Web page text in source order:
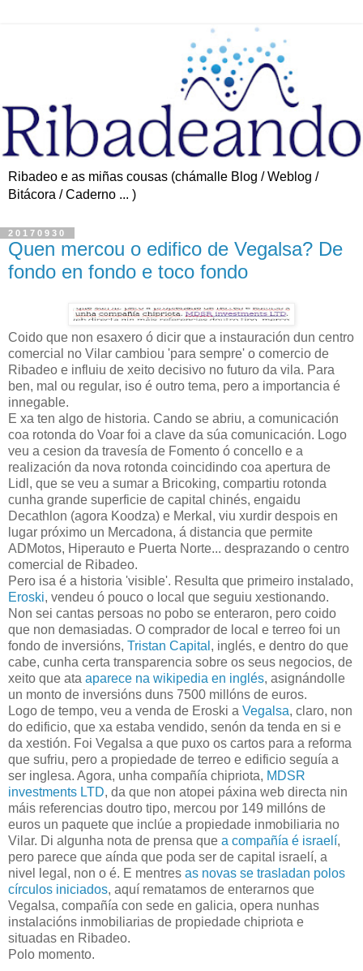
Ribadeo e as miñas cousas (chámalle Blog / Weblog /
Bitácora / Caderno ... )
20170930
Quen mercou o edifico de Vegalsa? De
fondo en fondo e toco fondo
Coido que non esaxero ó dicir que a instauración dun centro
comercial no Vilar cambiou 'para sempre' o comercio de
Ribadeo e influiu de xeito decisivo no futuro da vila. Para
ben, mal ou regular, iso é outro tema, pero a importancia é
innegable.
E xa ten algo de historia. Cando se abriu, a comunicación
coa rotonda do Voar foi a clave da súa comunicación. Logo
veu a cesion da travesía de Fomento ó concello e a
realización da nova rotonda coincidindo coa apertura de
Lidl, que se veu a sumar a Bricoking, compartiu rotonda
cunha grande superficie de capital chinés, engaidu
Decathlon (agora Koodza) e Merkal, viu xurdir despois en
lugar próximo un Mercadona, á distancia que permite
ADMotos, Hiperauto e Puerta Norte... desprazando o centro
comercial de Ribadeo.
Pero isa é a historia 'visible'. Resulta que primeiro instalado,
Eroski, vendeu ó pouco o local que seguiu xestionando.
Non sei cantas persoas no pobo se enteraron, pero coido
que non demasiadas. O comprador de local e terreo foi un
fondo de inversións, Tristan Capital , inglés, e dentro do que
cabe, cunha certa transparencia sobre os seus negocios, de
xeito que ata aparece na wikipedia en inglés, asignándolle
un monto de inversións duns 7500 millóns de euros.
Logo de tempo, veu a venda de Eroski a Vegalsa, claro, non
do edificio, que xa estaba vendido, senón da tenda en si e
da xestión. Foi Vegalsa a que puxo os cartos para a reforma
que sufriu, pero a propiedade de terreo e edificio seguía a
ser inglesa. Agora, unha compañía chipriota, MDSR
investments LTD, da que non atopei páxina web directa nin
máis referencias doutro tipo, mercou por 149 millóns de
euros un paquete que inclúe a propiedade inmobiliaria no
Vilar. Di algunha nota de prensa que a compañía é israelí,
pero parece que aínda que poda ser de capital israelí, a
nivel legal, non o é. E mentres as novas se trasladan polos
círculos iniciados, aquí rematamos de enterarnos que
Vegalsa, compañía con sede en galicia, opera nunhas
instalacións inmobiliarias de propiedade chipriota e
situadas en Ribadeo.
Polo momento.